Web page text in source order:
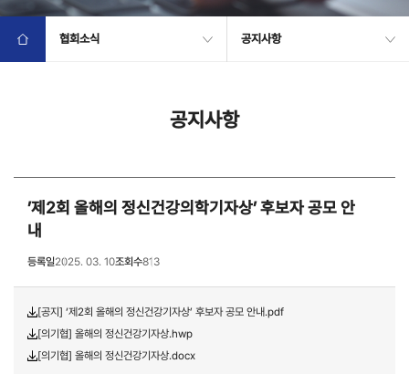
협회소식 공지사항
공지사항
’제2회 올해의 정신건강의학기자상’ 후보자 공모 안
내
등록일2025. 03. 10조회수813
[공지] ‘제2회 올해의 정신건강기자상’ 후보자 공모 안내.pdf
[의기협] 올해의 정신건강기자상.hwp
[의기협] 올해의 정신건강기자상.docx